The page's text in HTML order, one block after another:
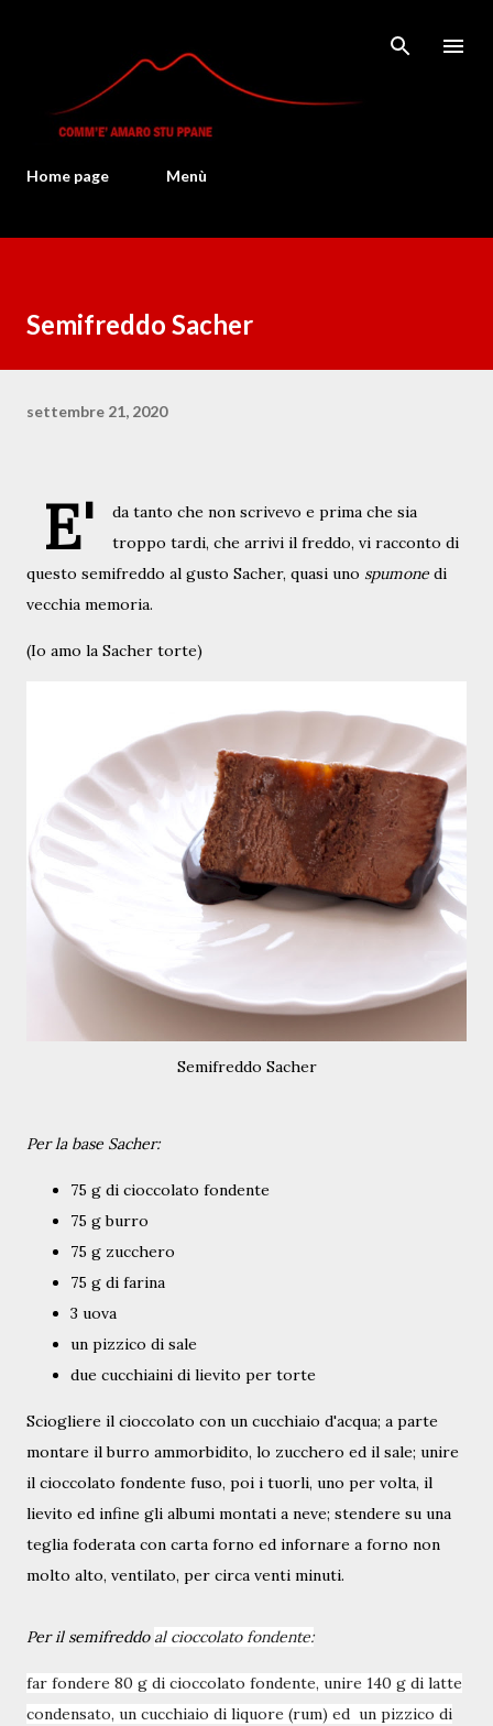
Home page Menù
Semifreddo Sacher
settembre 21, 2020
E'
da tanto che non scrivevo e prima che sia
troppo tardi, che arrivi il freddo, vi racconto di
questo semifreddo al gusto Sacher, quasi uno spumone di
vecchia memoria.
(Io amo la Sacher torte)
Semifreddo Sacher
Per la base Sacher:
75 g di cioccolato fondente
75 g burro
75 g zucchero
75 g di farina
3 uova
un pizzico di sale
due cucchiaini di lievito per torte
Sciogliere il cioccolato con un cucchiaio d'acqua; a parte
montare il burro ammorbidito, lo zucchero ed il sale; unire
il cioccolato fondente fuso, poi i tuorli, uno per volta, il
lievito ed infine gli albumi montati a neve; stendere su una
teglia foderata con carta forno ed infornare a forno non
molto alto, ventilato, per circa venti minuti.
Per il semifreddoal cioccolato fondente:
far fondere 80 g di cioccolato fondente, unire 140 g di latte
condensato, un cucchiaio di liquore (rum) ed un pizzico di